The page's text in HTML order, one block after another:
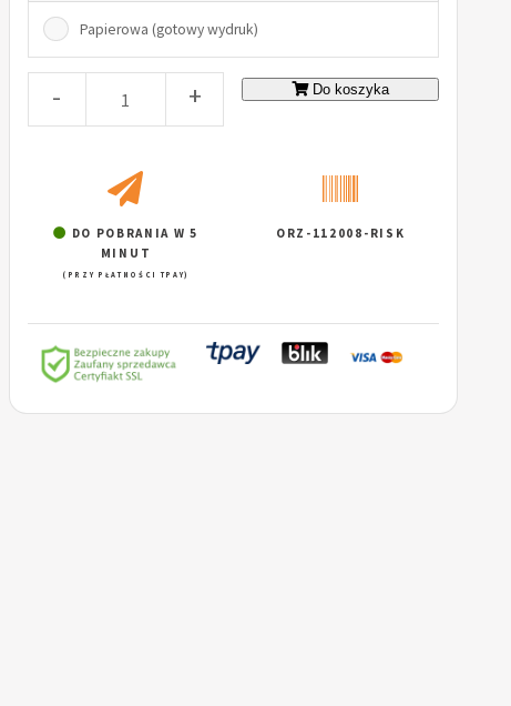
Papierowa (gotowy wydruk)
- + Do koszyka
DO POBRANIA W 5
MINUT
(PRZY PŁATNOŚCI TPAY)
ORZ-112008-RISK